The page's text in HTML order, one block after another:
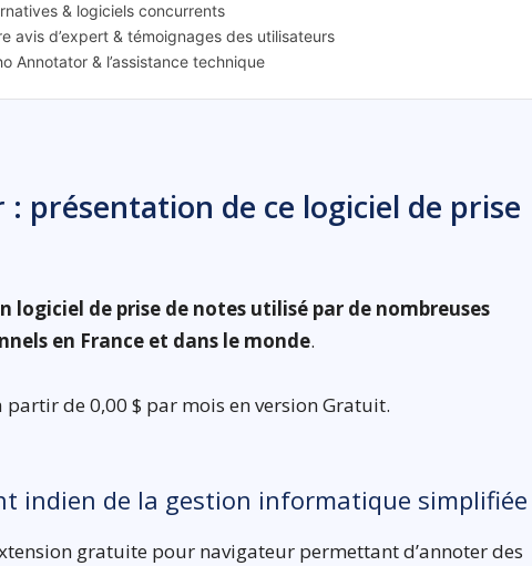
& logiciels concurrents
avis d’expert & témoignages des utilisateurs
Annotator & l’assistance technique
présentation de ce logiciel de prise
logiciel de prise de notes utilisé par de nombreuses
en France et dans le monde.
de 0,00 $ par mois en version Gratuit.
indien de la gestion informatique simplifiée
gratuite pour navigateur permettant d’annoter des